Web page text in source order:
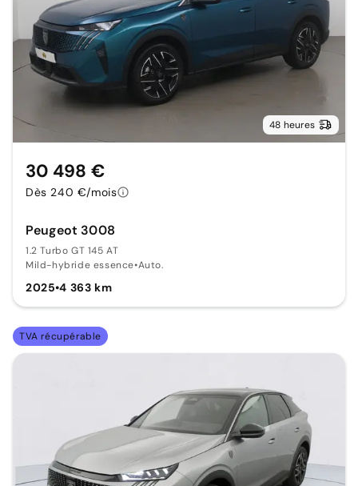
48 heures
Peugeot 3008
1.2 Turbo GT 145 AT
Mild-hybride essence•Auto.
2025•4 363 km
30 498 €
Dès 240 €/mois
TVA récupérable